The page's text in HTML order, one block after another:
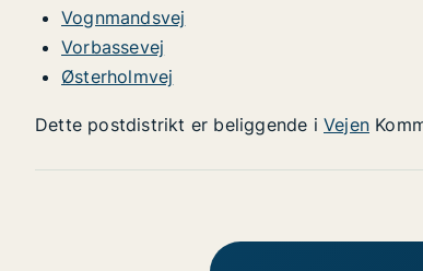
Vognmandsvej
Vorbassevej
Østerholmvej
Dette postdistrikt er beliggende i Vejen